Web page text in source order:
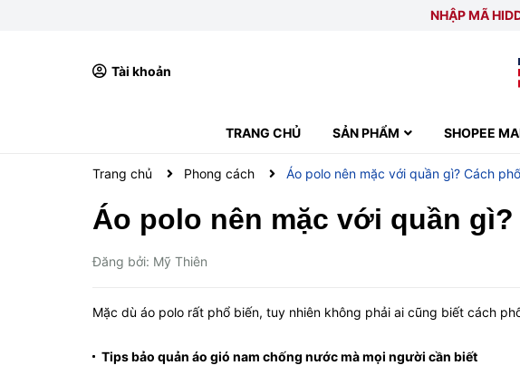
NHẬP MÃ
Tài khoản
TRANG CHỦ SẢN PHẨM SHOPEE
Trang chủ Phong cách Áo polo nên mặc với quần gì? Cách
Áo polo nên mặc với quần
Đăng bởi: Mỹ Thiên
Mặc dù áo polo rất phổ biến, tuy nhiên không phải ai cũng biết cách
Tips bảo quản áo gió nam chống nước mà mọi người cần biết